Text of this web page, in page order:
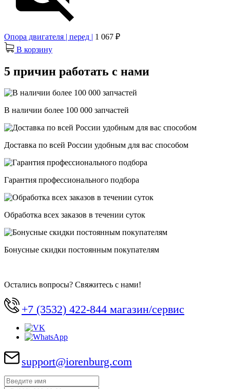
Опора двигателя | перед | 1 067 ₽
В корзину
5 причин работать с нами
В наличии более 100 000 запчастей
Доставка по всей России удобным для вас способом
Гарантия профессионального подбора
Обработка всех заказов в течении суток
Бонусные скидки постоянным покупателям
Остались вопросы? Свяжитесь с нами!
+7 (3532) 422-844 магазин/сервис
support@iorenburg.com